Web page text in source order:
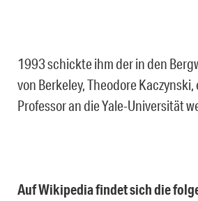
1993 schickte ihm der in den
von Berkeley, Theodore
Professor an die Yale-Universität
Auf Wikipedia findet sich die